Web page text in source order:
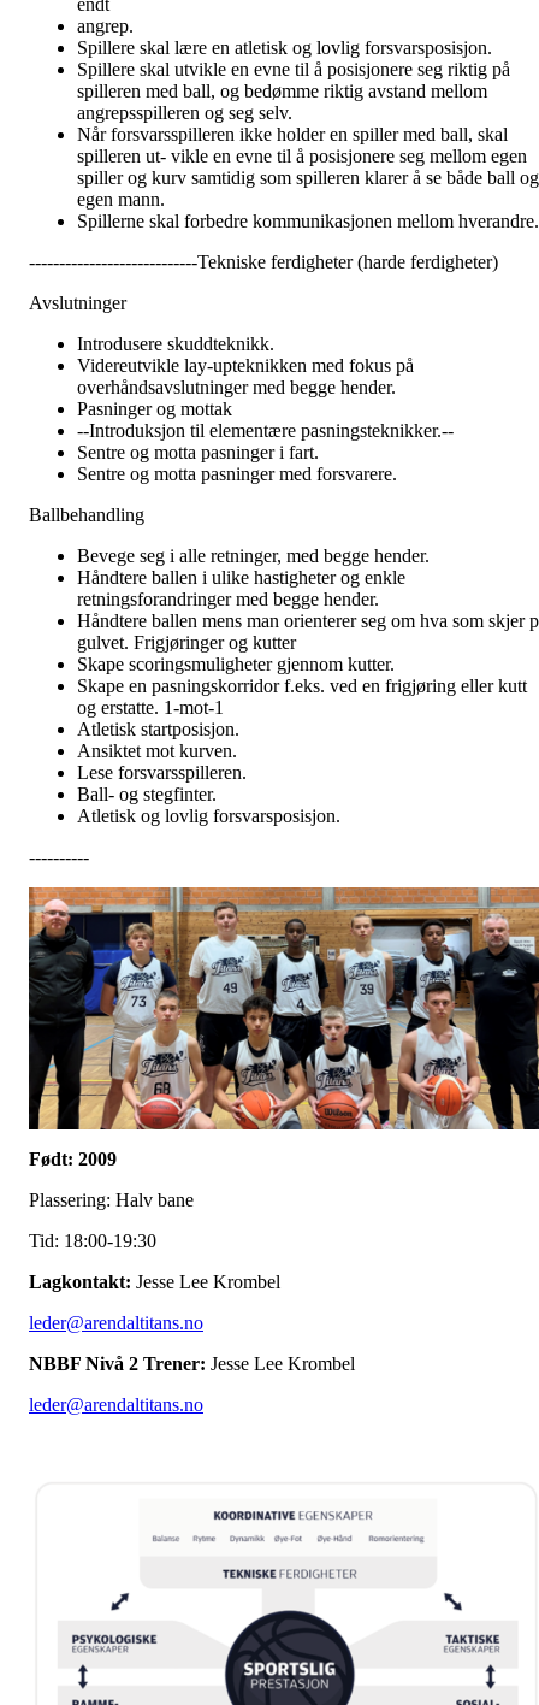
endt
angrep.
Spillere skal lære en atletisk og lovlig forsvarsposisjon.
Spillere skal utvikle en evne til å posisjonere seg riktig på
spilleren med ball, og bedømme riktig avstand mellom
angrepsspilleren og seg selv.
Når forsvarsspilleren ikke holder en spiller med ball, skal
spilleren ut- vikle en evne til å posisjonere seg mellom egen
spiller og kurv samtidig som spilleren klarer å se både ball og
egen mann.
Spillerne skal forbedre kommunikasjonen mellom hverandre.
----------------------------Tekniske ferdigheter (harde ferdigheter)
Avslutninger
Introdusere skuddteknikk.
Videreutvikle lay-upteknikken med fokus på
overhåndsavslutninger med begge hender.
Pasninger og mottak
--Introduksjon til elementære pasningsteknikker.--
Sentre og motta pasninger i fart.
Sentre og motta pasninger med forsvarere.
Ballbehandling
Bevege seg i alle retninger, med begge hender.
Håndtere ballen i ulike hastigheter og enkle
retningsforandringer med begge hender.
Håndtere ballen mens man orienterer seg om hva som skjer
gulvet. Frigjøringer og kutter
Skape scoringsmuligheter gjennom kutter.
Skape en pasningskorridor f.eks. ved en frigjøring eller kutt
og erstatte. 1-mot-1
Atletisk startposisjon.
Ansiktet mot kurven.
Lese forsvarsspilleren.
Ball- og stegfinter.
Atletisk og lovlig forsvarsposisjon.
----------
Født: 2009
Plassering: Halv bane
Tid: 18:00-19:30
Lagkontakt: Jesse Lee Krombel
leder@arendaltitans.no
NBBF Nivå 2 Trener: Jesse Lee Krombel
leder@arendaltitans.no